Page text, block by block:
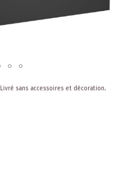
Livré sans accessoires et décoration.